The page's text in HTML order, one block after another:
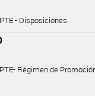
- Disposiciones.
Régimen de